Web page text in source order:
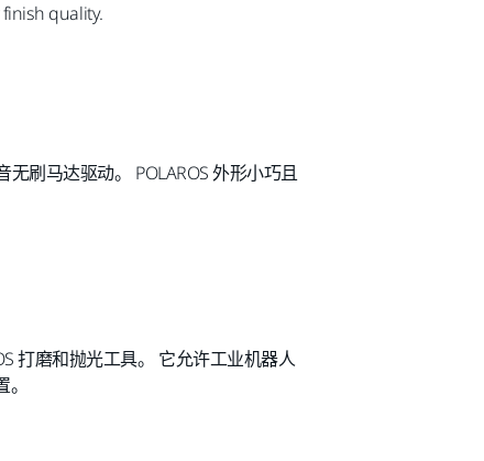
quality.
无刷马达驱动。 POLAROS 外形小巧且
打磨和抛光工具。 它允许工业机器人